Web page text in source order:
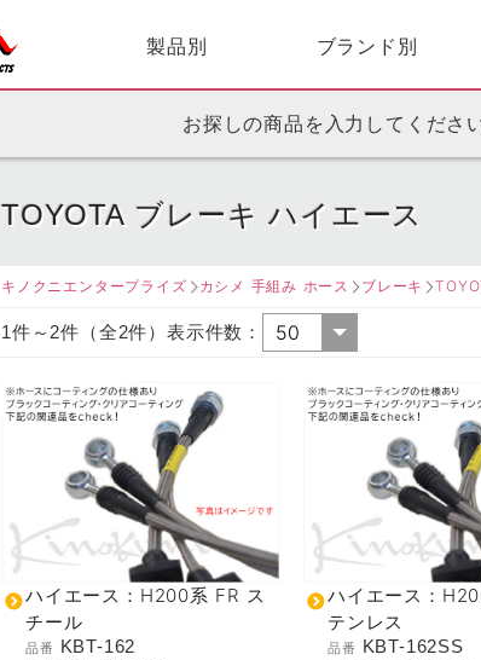
製品別 ブランド別
お探しの商品を入力してくださ
TOYOTA ブレーキ ハイエース
キノクニエンタープライズ カシメ 手組み ホース ブレーキ
1件～2件（全2件）表示件数：
ハイエース：H200系 FR ス
チール
品番 KBT-162
ハイエース：
テンレス
品番 KBT-162SS